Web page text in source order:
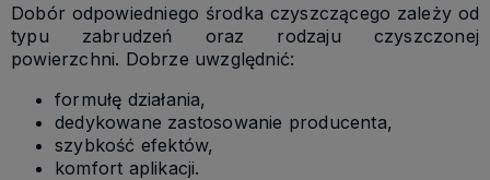
Dobór odpowiedniego środka czyszczącego zależy od
typu zabrudzeń oraz rodzaju czyszczonej
powierzchni. Dobrze uwzględnić:
formułę działania,
dedykowane zastosowanie producenta,
szybkość efektów,
komfort aplikacji.